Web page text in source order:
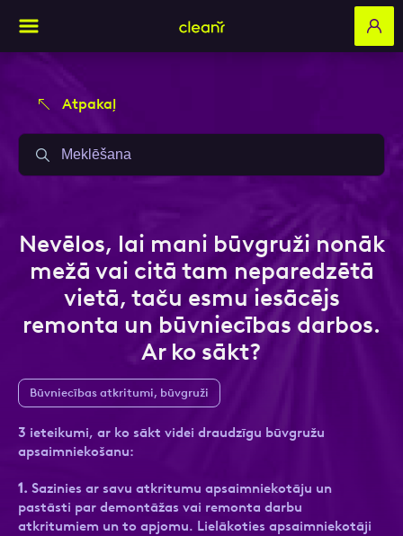
Atpakaļ
Nevēlos, lai mani būvgruži nonāk
mežā vai citā tam neparedzētā
vietā, taču esmu iesācējs
remonta un būvniecības darbos.
Ar ko sākt?
Būvniecības atkritumi, būvgruži
3 ieteikumi, ar ko sākt videi draudzīgu būvgružu
apsaimniekošanu:
1. Sazinies ar savu atkritumu apsaimniekotāju un
pastāsti par demontāžas vai remonta darbu
atkritumiem un to apjomu. Lielākoties apsaimniekotāji
Aizpildi pieteikuma formu un mēs ar tevi
sazināsimies
E-pasts
Kontakttālrunis
Ziņa
Aizpildi pieteikuma formu un mēs ar tevi
sazināsimies
E-pasts
Kontakttālrunis
Ziņa